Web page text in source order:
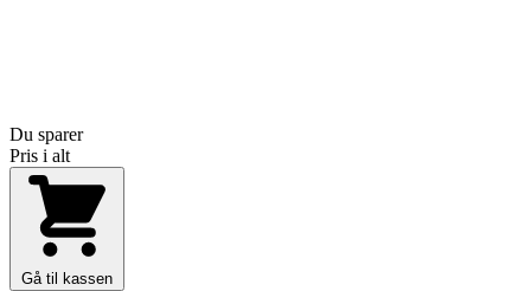
Du sparer
Pris i alt
Gå til kassen